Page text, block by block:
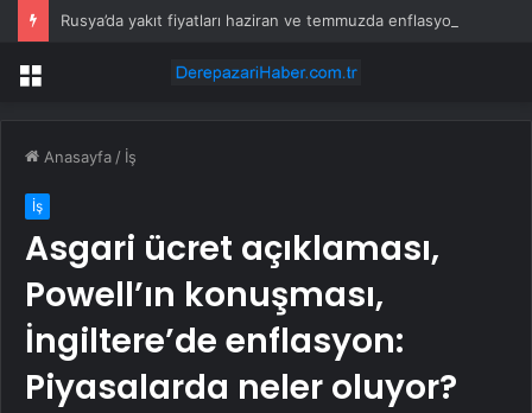
Menü
Anasayfa / İş
İş
Asgari ücret açıklaması,
Powell’ın konuşması,
İngiltere’de enflasyon:
Piyasalarda neler oluyor?